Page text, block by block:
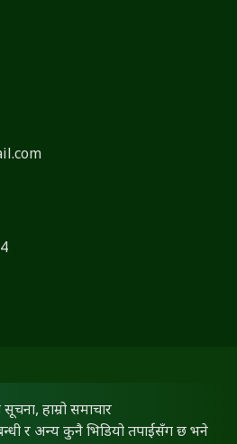
हाम्रो समाचार
र अन्य कुनै भिडियो तपाईंसँग छ भने